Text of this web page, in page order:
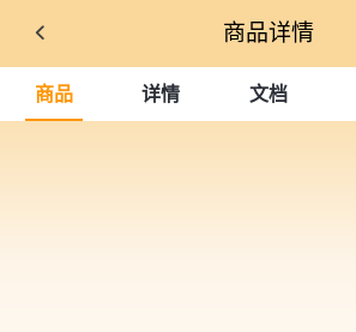
商品详情
商品 详情 文档